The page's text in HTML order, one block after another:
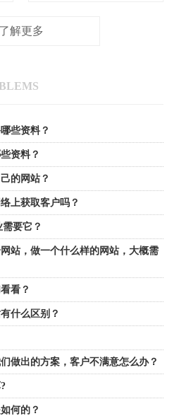
了解更多
些资料？
资料？
的网站？
上获取客户吗？
要它？
站，做一个什么样的网站，大概需
看？
什么区别？
做出的方案，客户不满意怎么办？
何的？